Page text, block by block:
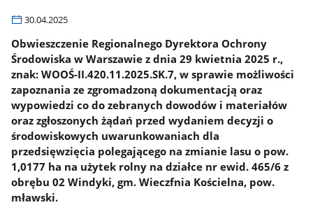
30.04.2025
Obwieszczenie Regionalnego Dyrektora Ochrony
Środowiska w Warszawie z dnia 29 kwietnia 2025 r.,
znak: WOOŚ-II.420.11.2025.SK.7, w sprawie możliwości
zapoznania ze zgromadzoną dokumentacją oraz
wypowiedzi co do zebranych dowodów i materiałów
oraz zgłoszonych żądań przed wydaniem decyzji o
środowiskowych uwarunkowaniach dla
przedsięwzięcia polegającego na zmianie lasu o pow.
1,0177 ha na użytek rolny na działce nr ewid. 465/6 z
obrębu 02 Windyki, gm. Wieczfnia Kościelna, pow.
mławski.